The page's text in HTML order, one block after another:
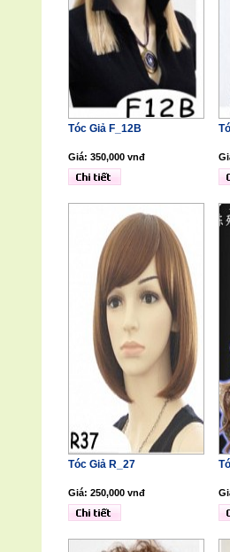
Tóc Giả F_12B
Giá: 350,000 vnđ
Tóc Giả R_27
Giá: 250,000 vnđ